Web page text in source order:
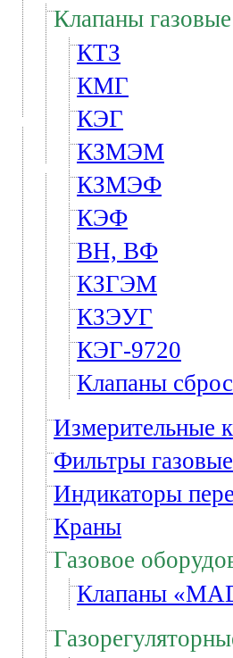
Клапаны газовые
КТЗ
КМГ
КЭГ
КЗМЭМ
КЗМЭФ
КЭФ
ВН, ВФ
КЗГЭМ
КЗЭУГ
КЭГ-9720
Клапаны
Измерительные
Фильтры газовые
Индикаторы
Краны
Газовое
Клапаны